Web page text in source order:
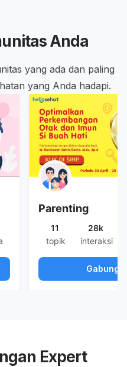
Anda
yang ada dan paling
yang Anda hadapi.
Parenting
11
topik
28k
interaksi
Gabung
Expert